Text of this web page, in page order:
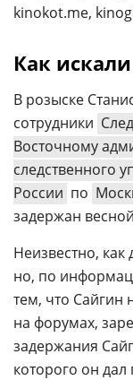
kinokot.me,
Как
В розыске
сотрудники
Восточному
следственного
России по
задержан
Неизвестно, как
но, по
тем, что Сайгин
на форумах,
задержания
которого он